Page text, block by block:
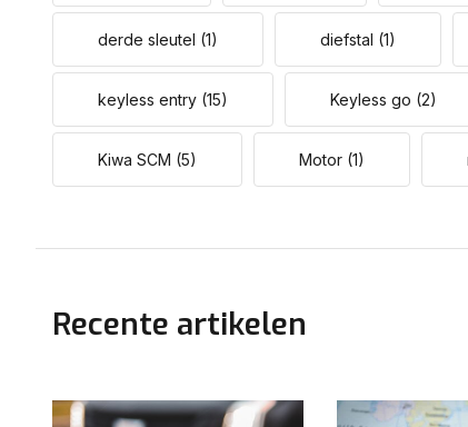
derde sleutel (1) diefstal (1)
keyless entry (15) Keyless go (2)
Kiwa SCM (5) Motor (1)
Recente artikelen